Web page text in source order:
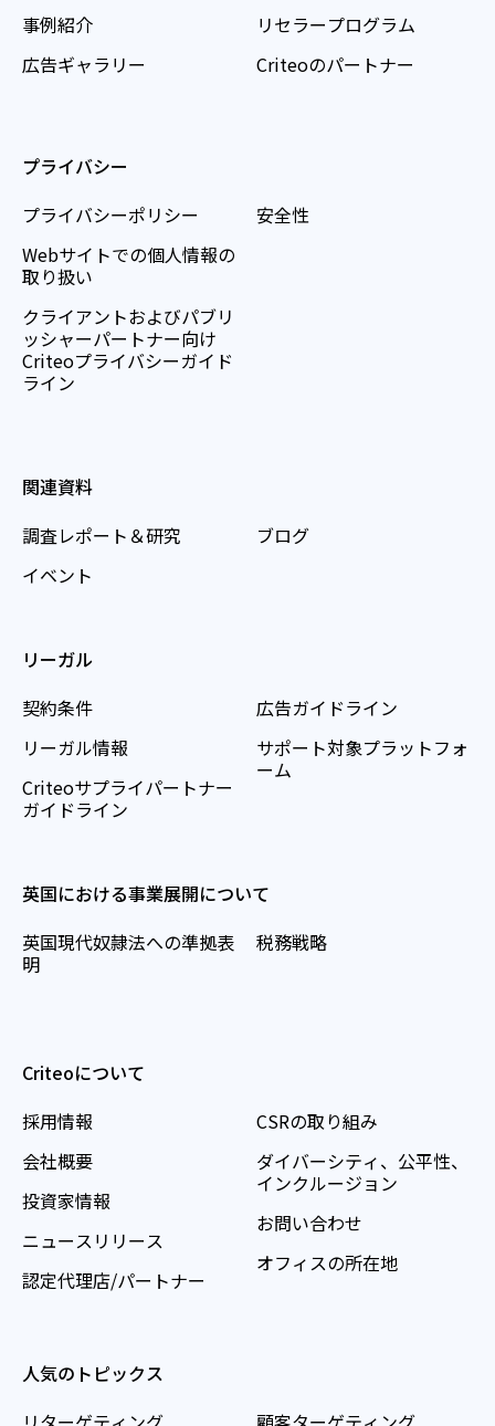
事例紹介
広告ギャラリー
リセラープログラム
Criteoのパートナー
プライバシー
プライバシーポリシー
Webサイトでの個人情報の
取り扱い
クライアントおよびパブリ
ッシャーパートナー向け
Criteoプライバシーガイド
ライン
安全性
関連資料
調査レポート＆研究
イベント
ブログ
リーガル
契約条件
リーガル情報
Criteoサプライパートナー
ガイドライン
広告ガイドライン
サポート対象プラットフォ
ーム
英国における事業展開について
英国現代奴隷法への準拠表
明
税務戦略
Criteoについて
採用情報
会社概要
投資家情報
ニュースリリース
認定代理店/パートナー
CSRの取り組み
ダイバーシティ、公平性、
インクルージョン
お問い合わせ
オフィスの所在地
人気のトピックス